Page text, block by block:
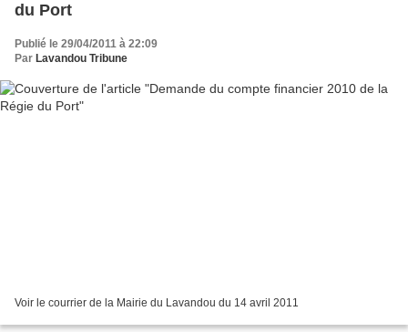
du Port
Publié le 29/04/2011 à 22:09
Par Lavandou Tribune
Voir le courrier de la Mairie du Lavandou du 14 avril 2011